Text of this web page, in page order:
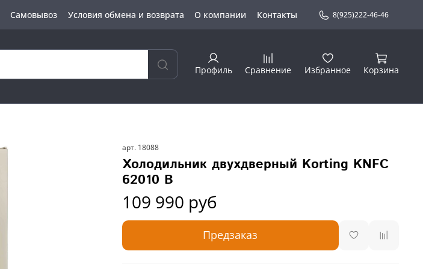
Самовывоз Условия обмена и возврата О компании Контакты 8(925)222-46-46
Профиль Сравнение Избранное Корзина
арт. 18088
Холодильник двухдверный Korting KNFC
62010 B
109 990 руб
Предзаказ